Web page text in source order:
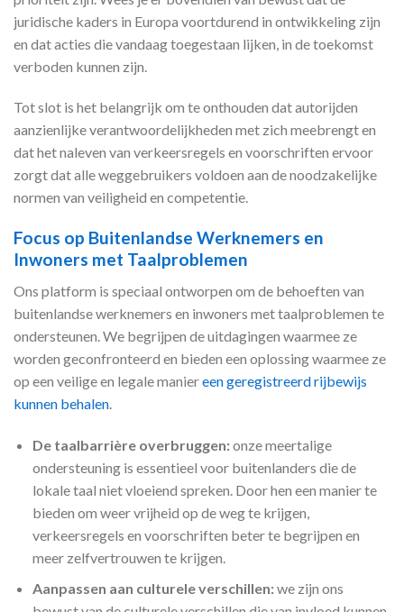
juridische kaders in Europa voortdurend in ontwikkeling zijn
en dat acties die vandaag toegestaan lijken, in de toekomst
verboden kunnen zijn.
Tot slot is het belangrijk om te onthouden dat autorijden
aanzienlijke verantwoordelijkheden met zich meebrengt en
dat het naleven van verkeersregels en voorschriften ervoor
zorgt dat alle weggebruikers voldoen aan de noodzakelijke
normen van veiligheid en competentie.
Focus op Buitenlandse Werknemers en
Inwoners met Taalproblemen
Ons platform is speciaal ontworpen om de behoeften van
buitenlandse werknemers en inwoners met taalproblemen te
ondersteunen. We begrijpen de uitdagingen waarmee ze
worden geconfronteerd en bieden een oplossing waarmee ze
op een veilige en legale maniereen geregistreerd rijbewijs
kunnen behalen
De taalbarrière overbruggen:onze meertalige
ondersteuning is essentieel voor buitenlanders die de
lokale taal niet vloeiend spreken. Door hen een manier te
bieden om weer vrijheid op de weg te krijgen,
verkeersregels en voorschriften beter te begrijpen en
meer zelfvertrouwen te krijgen.
Aanpassen aan culturele verschillen:we zijn ons